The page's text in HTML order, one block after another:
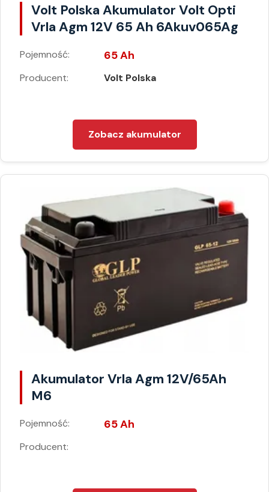
Volt Polska Akumulator Volt Opti
Vrla Agm 12V 65 Ah 6Akuv065Ag
Pojemność: 65 Ah
Producent: Volt Polska
Zobacz akumulator
Akumulator Vrla Agm 12V/65Ah
M6
Pojemność: 65 Ah
Producent: